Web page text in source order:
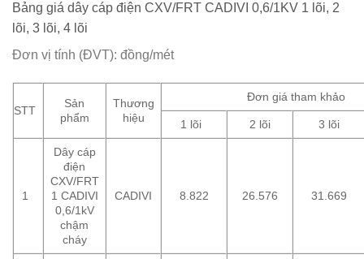
Bảng giá dây cáp điện CXV/FRT CADIVI 0,6/1KV 1 lõi, 2
lõi, 3 lõi, 4 lõi
Đơn vị tính (ĐVT): đồng/mét
STT
Sản
phẩm
Thương
hiệu
Đơn giá tham khảo
1 lõi 2 lõi 3 lõi
1
Dây cáp
điện
CXV/FRT
1 CADIVI
0,6/1kV
chậm
cháy
CADIVI 8.822 26.576 31.669